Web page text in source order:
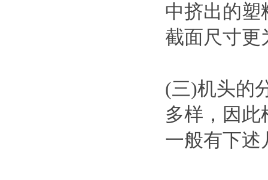
中挤出的塑
截面尺寸更
(三)机头的
多样，因此
一般有下述